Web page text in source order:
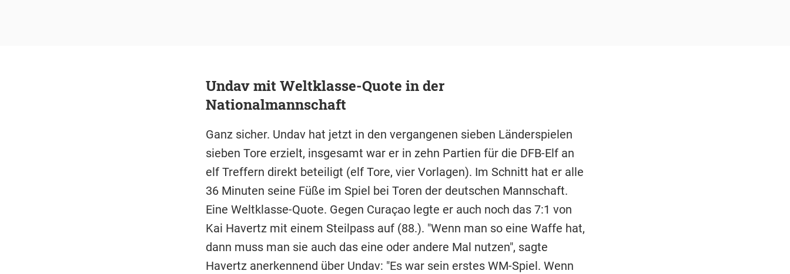
Undav mit Weltklasse-Quote in der
Nationalmannschaft
Ganz sicher. Undav hat jetzt in den vergangenen sieben Länderspielen
sieben Tore erzielt, insgesamt war er in zehn Partien für die DFB-Elf an
elf Treffern direkt beteiligt (elf Tore, vier Vorlagen). Im Schnitt hat er alle
36 Minuten seine Füße im Spiel bei Toren der deutschen Mannschaft.
Eine Weltklasse-Quote. Gegen Curaçao legte er auch noch das 7:1 von
Kai Havertz mit einem Steilpass auf (88.). "Wenn man so eine Waffe hat,
dann muss man sie auch das eine oder andere Mal nutzen", sagte
Havertz anerkennend über Undav: "Es war sein erstes WM-Spiel. Wenn